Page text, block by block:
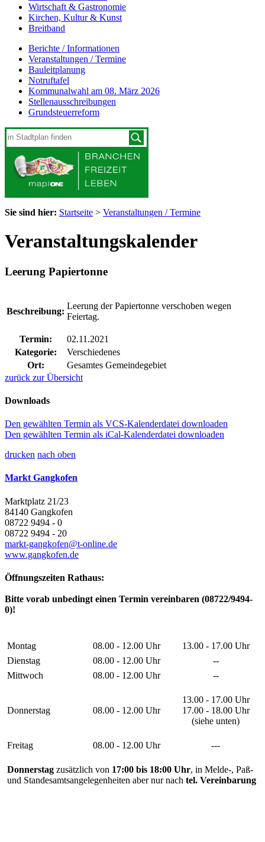
Wirtschaft & Gastronomie
Kirchen, Kultur & Kunst
Breitband
Berichte / Informationen
Veranstaltungen / Termine
Bauleitplanung
Notruftafel
Kommunalwahl am 08. März 2026
Stellenausschreibungen
Grundsteuerreform
Sie sind hier: Startseite > Veranstaltungen / Termine
Veranstaltungskalender
Leerung Papiertonne
Beschreibung:
Leerung der Papiertonne verschoben wegen
Feiertag.
Termin:
02.11.2021
Kategorie:
Verschiedenes
Ort:
Gesamtes Gemeindegebiet
zurück zur Übersicht
Downloads
Den gewählten Termin als VCS-Kalenderdatei downloaden
Den gewählten Termin als iCal-Kalenderdatei downloaden
drucken nach oben
Markt Gangkofen
Marktplatz 21/23
84140 Gangkofen
08722 9494 - 0
08722 9494 - 20
markt-gangkofen@t-online.de
www.gangkofen.de
Öffnungszeiten Rathaus:
Bitte vorab unbedingt einen Termin vereinbaren (08722/9494-
0)!
Montag 08.00 - 12.00 Uhr
13.00 - 17.00 Uhr
Dienstag
08.00 - 12.00 Uhr
--
Mittwoch
08.00 - 12.00 Uhr --
Donnerstag 08.00 - 12.00 Uhr
13.00 - 17.00 Uhr
17.00 - 18.00 Uhr
(siehe unten)
Freitag 08.00 - 12.00 Uhr ---
Donnerstag zusätzlich von 17:00 bis 18:00 Uhr, in Melde-, Paß-
und Standesamtsangelegenheiten aber nur nach tel. Vereinbarung